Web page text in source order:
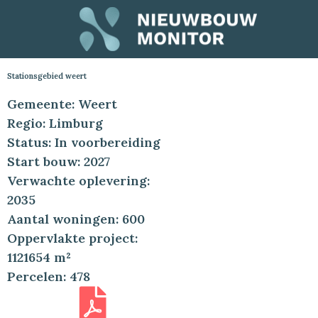
Stationsgebied weert
Gemeente: Weert
Regio: Limburg
Status: In voorbereiding
Start bouw: 2027
Verwachte oplevering:
2035
Aantal woningen: 600
Oppervlakte project:
1121654 m²
Percelen: 478